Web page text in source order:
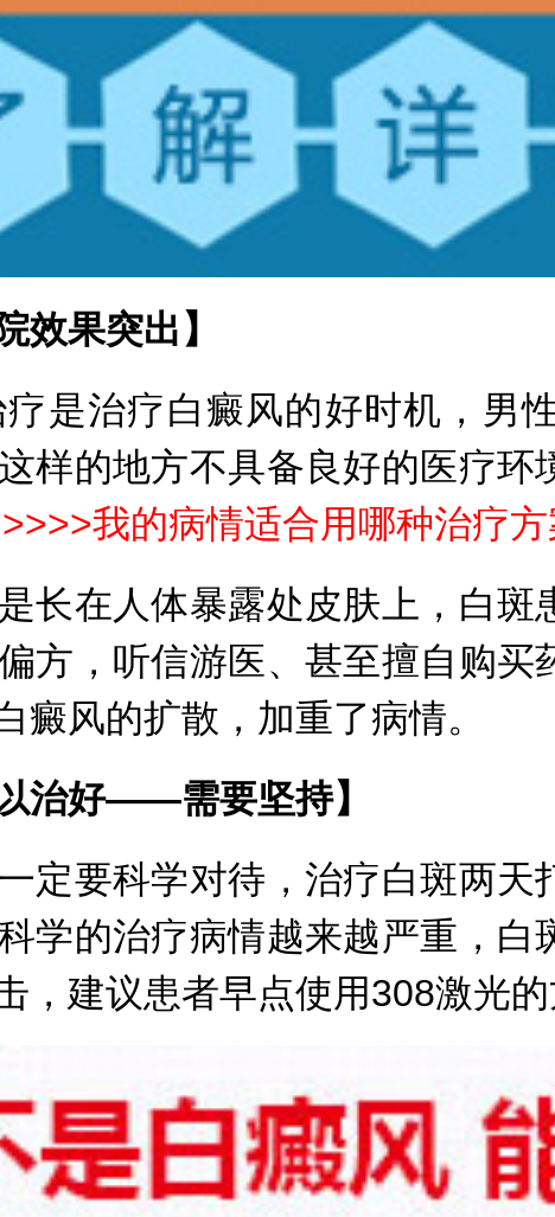
果突出】
治疗白癜风的好时机，男
样的地方不具备良好的医疗环
>>>>我的病情适合用哪种治疗
在人体暴露处皮肤上，白斑
方，听信游医、甚至擅自购买
癜风的扩散，加重了病情。
好——需要坚持】
要科学对待，治疗白斑两天
学的治疗病情越来越严重，白
，建议患者早点使用308激光的